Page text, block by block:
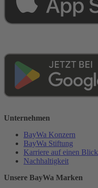
Unternehmen
BayWa Konzern
BayWa Stiftung
Karriere auf einen Blick
Nachhaltigkeit
Unsere BayWa Marken